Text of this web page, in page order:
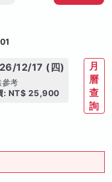
12/17 (四)
參考
: NT$ 25,900
月
曆
查
詢